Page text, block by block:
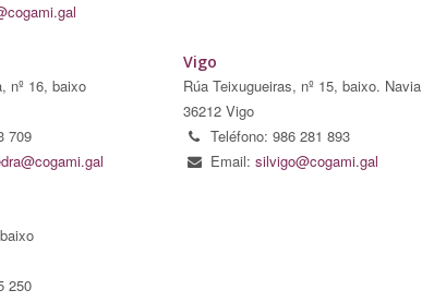
nº 16, baixo
709
Vigo
Rúa Teixugueiras, nº 15, baixo. Navia
36212 Vigo
Teléfono: 986 281 893
Email: silvigo@cogami.gal
250